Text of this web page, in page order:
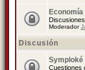
Economía
Moderador
Discusión
Symploké
Cuestiones